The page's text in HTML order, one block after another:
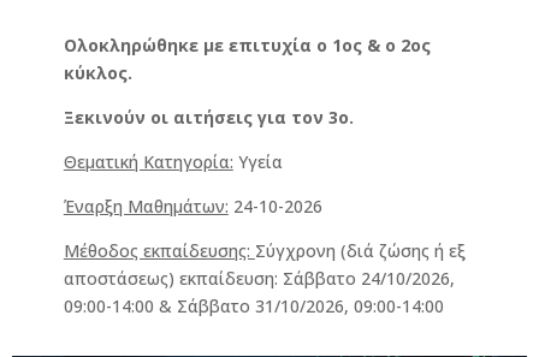
Ολοκληρώθηκε με επιτυχία ο 1ος & ο 2ος
κύκλος.
Ξεκινούν οι αιτήσεις για τον 3ο.
Θεματική Κατηγορία: Υγεία ​
Έναρξη Μαθημάτων: 24-10-2026
Μέθοδος εκπαίδευσης: Σύγχρονη (διά ζώσης ή εξ
αποστάσεως) εκπαίδευση: Σάββατο 24/10/2026,
09:00-14:00 & Σάββατο 31/10/2026, 09:00-14:00